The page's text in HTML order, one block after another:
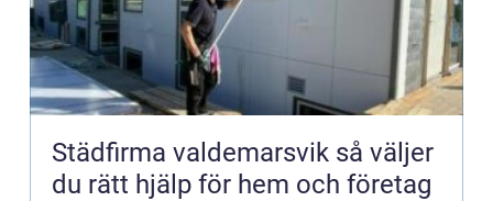
Städfirma valdemarsvik så väljer
du rätt hjälp för hem och företag